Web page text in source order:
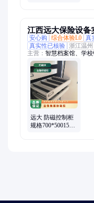
江西远大保险设备
安心购
综合体验L0 真
真实性已核验 浙江温州
主营： 智慧档案馆、学
智能密集架、智能密集
柜、文物储藏柜、公寓
椅、炸药保管箱、防震
一体柜、智能书架
远大 防磁控制柜
规格700*5001500